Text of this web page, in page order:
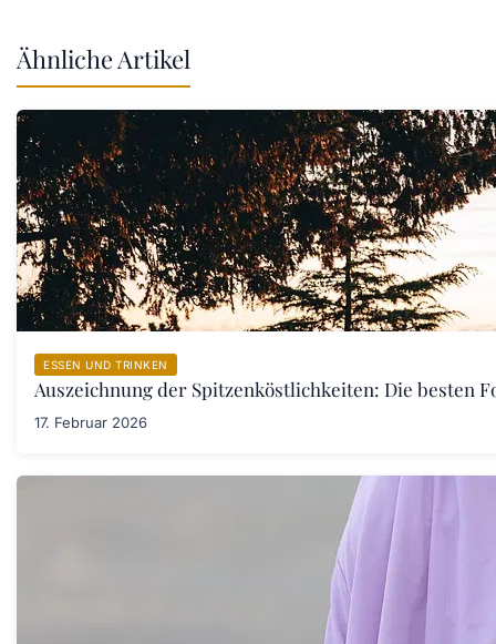
Ähnliche Artikel
ESSEN UND TRINKEN
Auszeichnung der Spitzenköstlichkeiten: Die besten
17. Februar 2026